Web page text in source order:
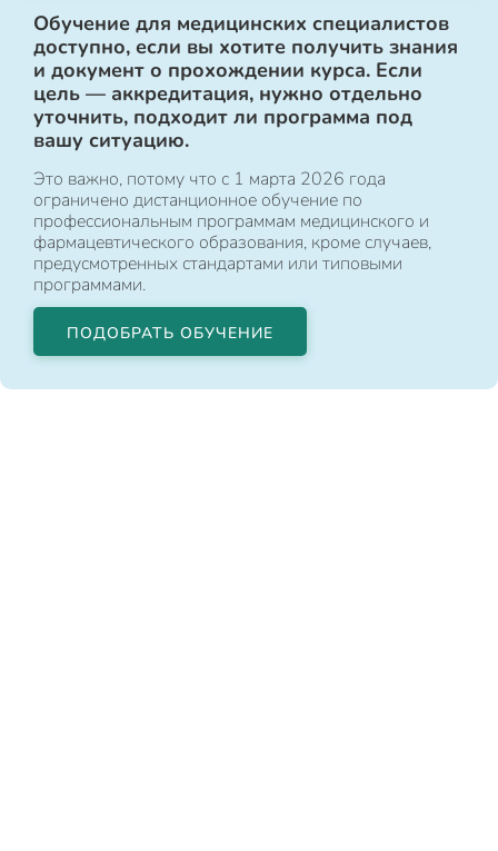
Обучение для медицинских специалистов
доступно, если вы хотите получить знания
и документ о прохождении курса. Если
цель — аккредитация, нужно отдельно
уточнить, подходит ли программа под
вашу ситуацию.
Это важно, потому что с 1 марта 2026 года
ограничено дистанционное обучение по
профессиональным программам медицинского и
фармацевтического образования, кроме случаев,
предусмотренных стандартами или типовыми
программами.
ПОДОБРАТЬ ОБУЧЕНИЕ